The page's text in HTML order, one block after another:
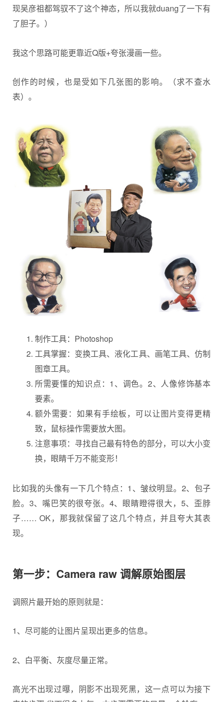
现吴彦祖都驾驭不了这个神态，所以我就duang了一下有
了胆子。）
我这个思路可能更靠近Q版+夸张漫画一些。
创作的时候，也是受如下几张图的影响。（求不查水
表）。
制作工具：Photoshop
工具掌握：变换工具、液化工具、画笔工具、仿制
图章工具。
所需要懂的知识点：1、调色。2、人像修饰基本
要素。
额外需要：如果有手绘板，可以让图片变得更精
致，鼠标操作需要放大图。
注意事项：寻找自己最有特色的部分，可以大小变
换，眼睛千万不能变形！
比如我的头像有一下几个特点：1、皱纹明显。2、包子
脸。3、嘴巴笑的很夸张。4、眼睛瞪得很大，5、歪脖
子…… OK，那我就保留了这几个特点，并且夸大其表
现。
第一步：Camera raw 调解原始图层
调照片最开始的原则就是：
1、尽可能的让图片呈现出更多的信息。
2、白平衡、灰度尽量正常。
高光不出现过曝，阴影不出现死黑，这一点可以为接下